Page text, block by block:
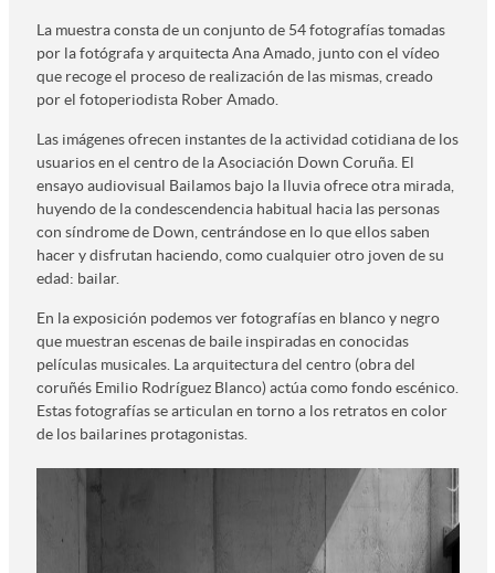
La muestra consta de un conjunto de 54 fotografías tomadas
por la fotógrafa y arquitecta Ana Amado, junto con el vídeo
que recoge el proceso de realización de las mismas, creado
por el fotoperiodista Rober Amado.
Las imágenes ofrecen instantes de la actividad cotidiana de los
usuarios en el centro de la Asociación Down Coruña. El
ensayo audiovisual Bailamos bajo la lluvia ofrece otra mirada,
huyendo de la condescendencia habitual hacia las personas
con síndrome de Down, centrándose en lo que ellos saben
hacer y disfrutan haciendo, como cualquier otro joven de su
edad: bailar.
En la exposición podemos ver fotografías en blanco y negro
que muestran escenas de baile inspiradas en conocidas
películas musicales. La arquitectura del centro (obra del
coruñés Emilio Rodríguez Blanco) actúa como fondo escénico.
Estas fotografías se articulan en torno a los retratos en color
de los bailarines protagonistas.